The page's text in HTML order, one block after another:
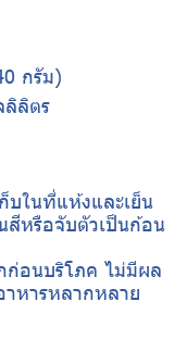
กรัม)
ลิตร
บในที่แห้งและเย็น
สีหรือจับตัวเป็นก้อน
อนบริโภค ไม่มีผล
าหารหลากหลาย